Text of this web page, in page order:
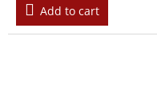
Add to cart